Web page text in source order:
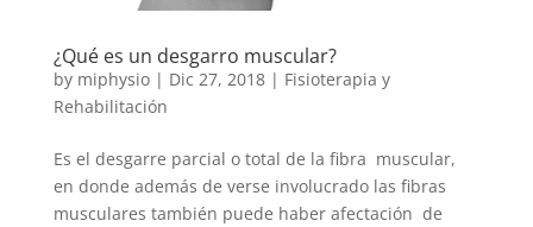
¿Qué es un desgarro muscular?
by miphysio| Dic 27, 2018| Fisioterapia y
Rehabilitación
Es el desgarre parcial o total de la fibra muscular,
en donde además de verse involucrado las fibras
musculares también puede haber afectación de